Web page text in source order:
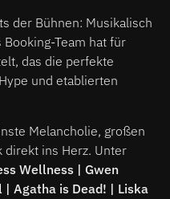
der Bühnen: Musikalisch
Team hat für
das die perfekte
und etablierten
Melancholie, großen
direkt ins Herz. Unter
Wellness | Gwen
Agatha is Dead! | Liska